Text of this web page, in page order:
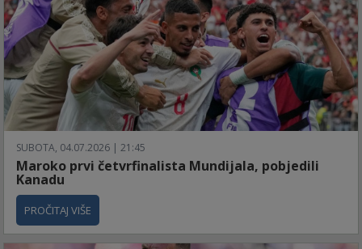
SUBOTA, 04.07.2026 | 21:45
Maroko prvi četvrfinalista Mundijala, pobjedili
Kanadu
PROČITAJ VIŠE